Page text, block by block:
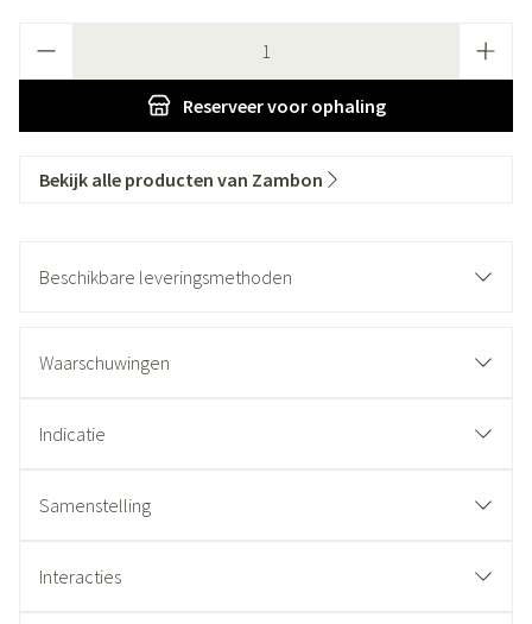
Reserveervoor ophaling
Bekijk alle producten van Zambon
Beschikbare leveringsmethoden
Waarschuwingen
Indicatie
Samenstelling
Interacties